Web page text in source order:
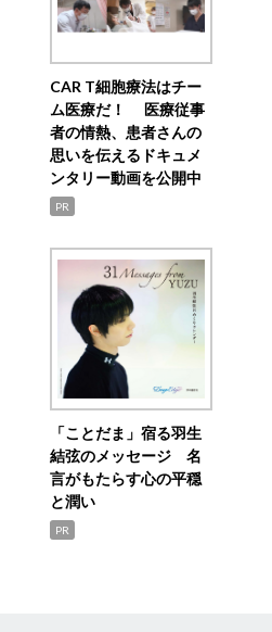
CAR T細胞療法はチー
ム医療だ！ 医療従事
者の情熱、患者さんの
思いを伝えるドキュメ
ンタリー動画を公開中
PR
「ことだま」宿る羽生
結弦のメッセージ 名
言がもたらす心の平穏
と潤い
PR